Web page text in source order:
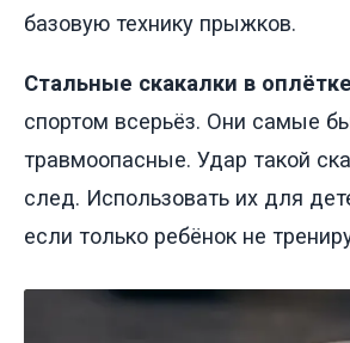
базовую технику прыжков.
Стальные скакалки в оплётке
спортом всерьёз. Они самые
травмоопасные. Удар такой
след. Использовать их для
если только ребёнок не